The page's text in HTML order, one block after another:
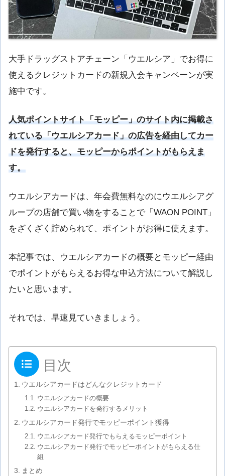
大手ドラッグストアチェーン「ウエルシア」でお得に
使えるクレジットカードの新規入会キャンペーンが実
施中です。
人気ポイントサイト「モッピー」のサイト内に掲載さ
れている「ウエルシアカード」の広告を経由してカー
ドを発行すると、モッピーからポイントがもらえま
す。
ウエルシアカードは、年会費無料なのにウエルシアグ
ループの店舗で買い物をすることで「WAON POINT」
をざくざく貯められて、ポイントがお得に使えます。
本記事では、ウエルシアカードの概要とモッピー経由
でポイントがもらえるお得な申込方法について解説し
たいと思います。
それでは、早速見ていきましょう。
目次
ウエルシアカードはどんなクレジットカード
ウエルシアカードの概要
ウエルシアカードを発行するメリット
ウエルシアカード発行でモッピーポイント獲得
ウエルシアカード発行でもらえるモッピーポイント
ウエルシアカード発行でモッピーポイントがもらえる仕
組
まとめ